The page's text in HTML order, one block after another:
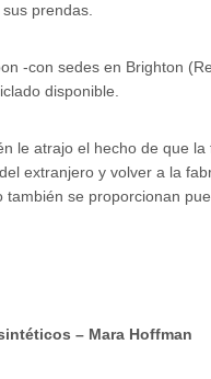
prendas.
-con sedes en Brighton
disponible.
le atrajo el hecho de que
extranjero y volver a la
también se proporcionan
– Mara Hoffman